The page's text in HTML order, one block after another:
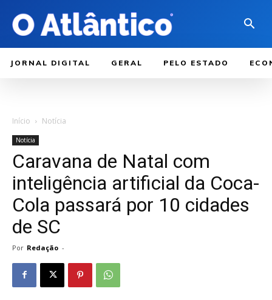
JORNAL DIGITAL GERAL PELO ESTADO
Início Notícia
Notícia
Caravana de Natal com
inteligência artificial da Coca-
Cola passará por 10 cidades
de SC
Por Redação -